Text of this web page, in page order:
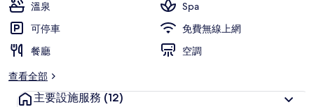
溫泉
Spa
可停車
免費無線上網
餐廳
空調
查看全部
主要設施服務 (12)